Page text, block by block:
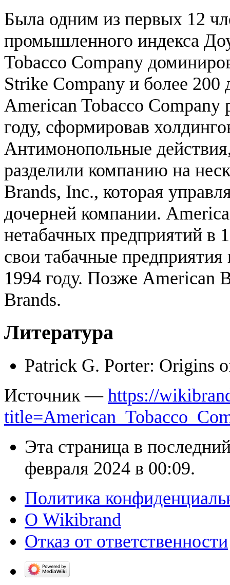
Была одним из первых 12
промышленного индекса
Tobacco Company
Strike Company и более
American Tobacco Company
году, сформировав
Антимонопольные
разделили компанию на
Brands, Inc., которая
дочерней компании.
нетабачных предприятий в
свои табачные
1994 году. Позже American
Brands.
Литература
Patrick G. Porter: Origins
Источник — https://
Эта страница в
февраля 2024 в 00:09.
Политика
О Wikibrand
Отказ от ответственности